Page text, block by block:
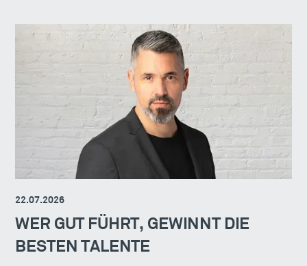
22.07.2026
WER GUT FÜHRT, GEWINNT DIE
BESTEN TALENTE